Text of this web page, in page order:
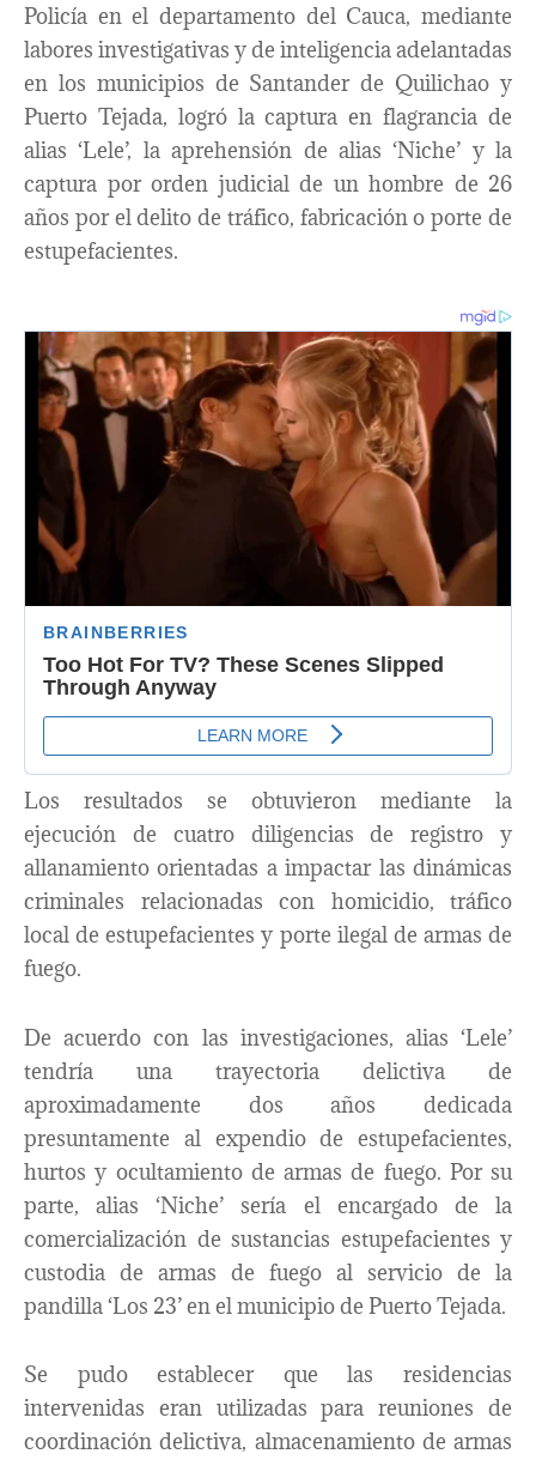
Policía en el departamento del Cauca, mediante
labores investigativas y de inteligencia adelantadas
en los municipios de Santander de Quilichao y
Puerto Tejada, logró la captura en flagrancia de
alias ‘Lele’, la aprehensión de alias ‘Niche’ y la
captura por orden judicial de un hombre de 26
años por el delito de tráfico, fabricación o porte de
estupefacientes.
Los resultados se obtuvieron mediante la
ejecución de cuatro diligencias de registro y
allanamiento orientadas a impactar las dinámicas
criminales relacionadas con homicidio, tráfico
local de estupefacientes y porte ilegal de armas de
fuego.
De acuerdo con las investigaciones, alias ‘Lele’
tendría una trayectoria delictiva de
aproximadamente dos años dedicada
presuntamente al expendio de estupefacientes,
hurtos y ocultamiento de armas de fuego. Por su
parte, alias ‘Niche’ sería el encargado de la
comercialización de sustancias estupefacientes y
custodia de armas de fuego al servicio de la
pandilla ‘Los 23’ en el municipio de Puerto Tejada.
Se pudo establecer que las residencias
intervenidas eran utilizadas para reuniones de
coordinación delictiva, almacenamiento de armas